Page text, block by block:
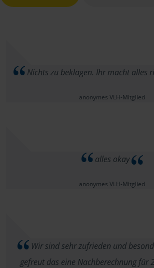
Nichts zu beklagen. Ihr macht alles
anonymes VLH-Mitglied
alles okay
anonymes VLH-Mitglied
Wir sind sehr zufrieden und
gefreut das eine Nachberechnung für